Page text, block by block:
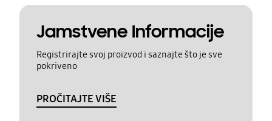
Jamstvene Informacije
Registrirajte svoj proizvod i saznajte što je sve
pokriveno
PROČITAJTE VIŠE